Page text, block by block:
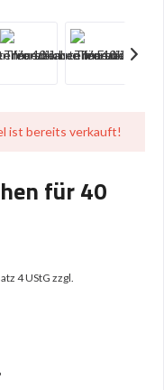
ist bereits verkauft!
für 40
4 UStG zzgl.